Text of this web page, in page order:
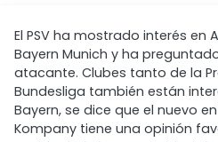
El PSV ha mostrado interés en
Bayern Munich y ha
atacante. Clubes tanto de la
Bundesliga también están
Bayern, se dice que el nuevo
Kompany tiene una opinión